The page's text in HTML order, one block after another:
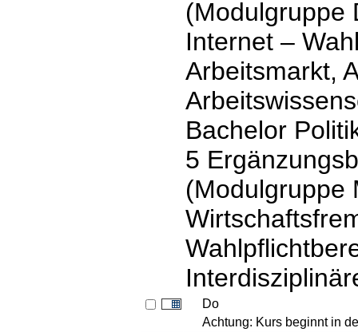
(Modulgruppe
Internet –
Arbeitsmarkt,
Bachelor
5
(Modulgruppe
Do
Achtung: Kurs beginnt in